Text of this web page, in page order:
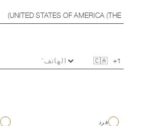
فرد